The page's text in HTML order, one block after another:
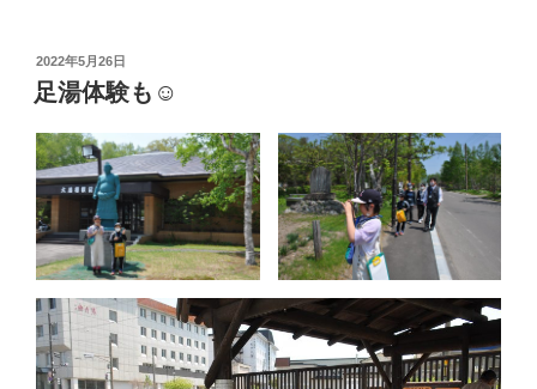
投
稿
日:
2022年5月26日
足湯体験も☺